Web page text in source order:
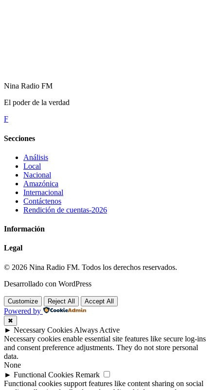
Nina Radio FM
El poder de la verdad
F
Secciones
Análisis
Local
Nacional
Amazónica
Internacional
Contáctenos
Rendición de cuentas-2026
Información
Legal
© 2026 Nina Radio FM. Todos los derechos reservados.
Desarrollado con WordPress
Customize Reject All Accept All
Powered by
✖
► Necessary Cookies Always Active
Necessary cookies enable essential site features like secure log-ins
and consent preference adjustments. They do not store personal
data.
None
► Functional Cookies Remark
Functional cookies support features like content sharing on social